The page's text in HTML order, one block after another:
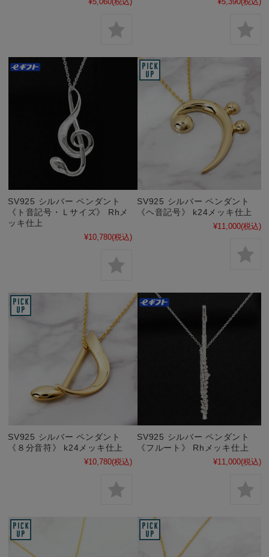
SV925 シルバー ペンダント
《ト音記号・Ｌサイズ》 Rhメ
ッキ仕上
¥10,780(税込)
SV925 シルバー ペンダント
《ヘ音記号》 k24メッキ仕上
¥11,000(税込)
SV925 シルバー ペンダント
《８分音符》 k24メッキ仕上
¥10,780(税込)
SV925 シルバー ペンダント
《フルート》 Rhメッキ仕上
¥11,000(税込)